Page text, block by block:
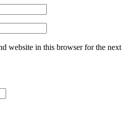
website in this browser for the next